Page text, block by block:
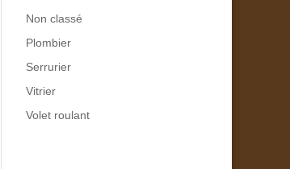
Non classé
Plombier
Serrurier
Vitrier
Volet roulant